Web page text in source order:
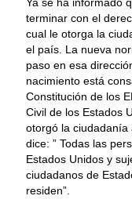
Ya se ha informado
terminar con el
cual le otorga la
el país. La nueva
paso en esa
nacimiento está
Constitución de los
Civil de los Estados
otorgó la ciudadanía
dice: ” Todas las
Estados Unidos y
ciudadanos de
residen”.